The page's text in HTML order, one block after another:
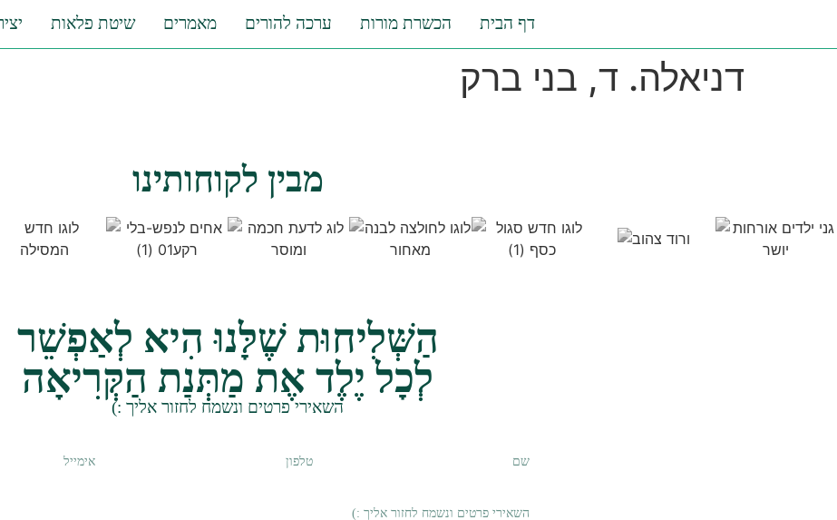
דף הבית הכשרת מורות ערכה להורים מאמרים שיטת פלאות
דניאלה. ד, בני ברק
מבין לקוחותינו
הַשְּׁלִיחוּת שֶׁלָּנוּ הִיא לְאַפְשֵׁר
לְכָל יֶלֶד אֶת מַתְּנַת הַקְּרִיאָה
השאירי פרטים ונשמח לחזור אליך :)